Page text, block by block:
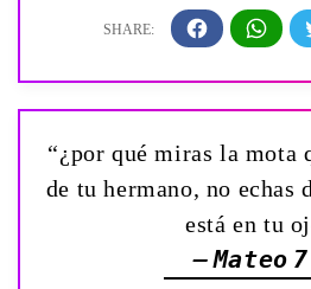
“¿por qué miras la mota
de tu hermano, no echas
está en tu
— Mateo